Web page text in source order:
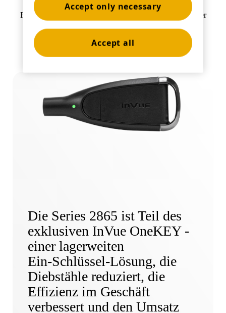
Rückansicht des Tablet-Ständers mit integriertem Aufroller
Die Series 2865 ist Teil des
exklusiven InVue OneKEY -
einer lagerweiten
Ein-Schlüssel-Lösung, die
Diebstähle reduziert, die
Effizienz im Geschäft
verbessert und den Umsatz
Accept only necessary
Accept all